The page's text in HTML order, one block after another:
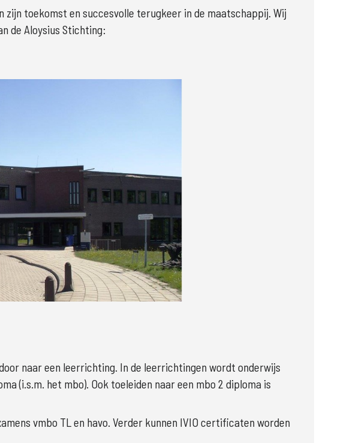
zijn toekomst en succesvolle terugkeer in de maatschappij. Wij
de Aloysius Stichting:
naar een leerrichting. In de leerrichtingen wordt onderwijs
(i.s.m. het mbo). Ook toeleiden naar een mbo 2 diploma is
vmbo TL en havo. Verder kunnen IVIO certificaten worden